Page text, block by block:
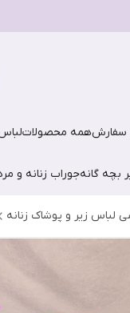
سفارشهمه محصولات
بچه گانهجوراب زنانه و
لباس زیر و پوشاک زنانه